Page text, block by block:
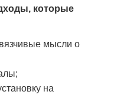
которые
мысли о
на